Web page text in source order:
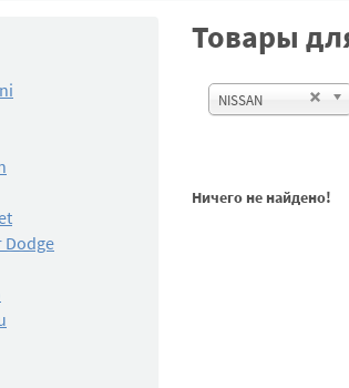
Dodge
Товары
NISSAN
Ничего не найдено!